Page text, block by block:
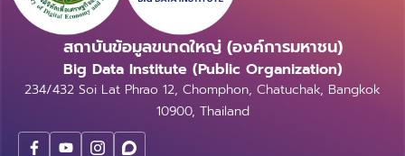
สถาบันข้อมูลขนาดใหญ่ (องค์การมหาชน)
Big Data Institute (Public Organization)
234/432 Soi Lat Phrao 12, Chomphon, Chatuchak, Bangkok
10900, Thailand